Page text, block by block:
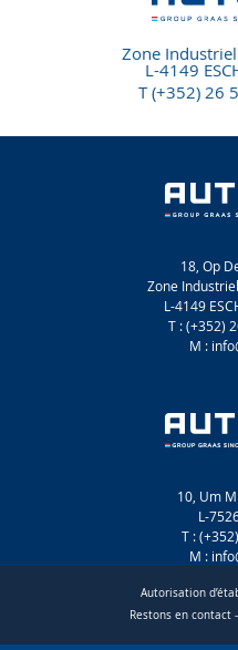
Zone
L-4149
T (+352) 26
18, Op
Zone
L-4149
T : (+352)
M :
10, Um
L-
T :
M :
Autorisation
Restons en contact-